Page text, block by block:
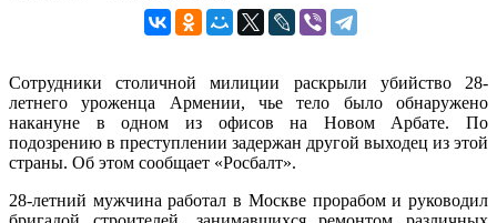
Сотрудники столичной милиции раскрыли убийство 28-
летнего уроженца Армении, чье тело было обнаружено
накануне в одном из офисов на Новом Арбате. По
подозрению в преступлении задержан другой выходец из этой
страны. Об этом сообщает «Росбалт».
28-летний мужчина работал в Москве прорабом и руководил